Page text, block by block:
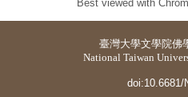
Best viewed with
臺灣大學文學院佛
National Taiwan
doi:10.6681/